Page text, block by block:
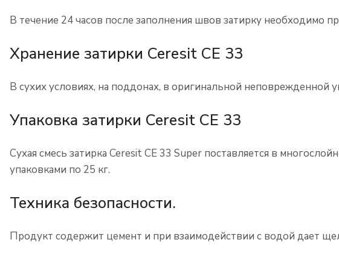
В течение 24 часов после заполнения швов затирку необходимо
Хранение затирки Ceresit CE 33
В сухих условиях, на поддонах, в оригинальной неповрежденной
Упаковка затирки Ceresit CE 33
Сухая смесь затирка Ceresit CE 33 Super поставляется в
упаковками по 25 кг.
Техника безопасности.
Продукт содержит цемент и при взаимодействии с водой дает